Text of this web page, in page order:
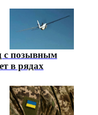
с позывным
в рядах